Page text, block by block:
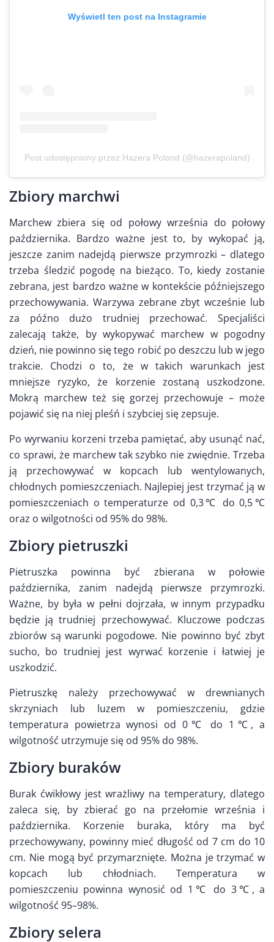
Wyświetl ten post na Instagramie
Post udostępniony przez Hazera Poland (@hazerapoland)
Zbiory marchwi
Marchew zbiera się od połowy września do połowy
października. Bardzo ważne jest to, by wykopać ją,
jeszcze zanim nadejdą pierwsze przymrozki – dlatego
trzeba śledzić pogodę na bieżąco. To, kiedy zostanie
zebrana, jest bardzo ważne w kontekście późniejszego
przechowywania. Warzywa zebrane zbyt wcześnie lub
za późno dużo trudniej przechować. Specjaliści
zalecają także, by wykopywać marchew w pogodny
dzień, nie powinno się tego robić po deszczu lub w jego
trakcie. Chodzi o to, że w takich warunkach jest
mniejsze ryzyko, że korzenie zostaną uszkodzone.
Mokrą marchew też się gorzej przechowuje – może
pojawić się na niej pleśń i szybciej się zepsuje.
Po wyrwaniu korzeni trzeba pamiętać, aby usunąć nać,
co sprawi, że marchew tak szybko nie zwiędnie. Trzeba
ją przechowywać w kopcach lub wentylowanych,
chłodnych pomieszczeniach. Najlepiej jest trzymać ją w
pomieszczeniach o temperaturze od 0,3℃ do 0,5℃
oraz o wilgotności od 95% do 98%.
Zbiory pietruszki
Pietruszka powinna być zbierana w połowie
października, zanim nadejdą pierwsze przymrozki.
Ważne, by była w pełni dojrzała, w innym przypadku
będzie ją trudniej przechowywać. Kluczowe podczas
zbiorów są warunki pogodowe. Nie powinno być zbyt
sucho, bo trudniej jest wyrwać korzenie i łatwiej je
uszkodzić.
Pietruszkę należy przechowywać w drewnianych
skrzyniach lub luzem w pomieszczeniu, gdzie
temperatura powietrza wynosi od 0℃ do 1℃, a
wilgotność utrzymuje się od 95% do 98%.
Zbiory buraków
Burak ćwikłowy jest wrażliwy na temperatury, dlatego
zaleca się, by zbierać go na przełomie września i
października. Korzenie buraka, który ma być
przechowywany, powinny mieć długość od 7 cm do 10
cm. Nie mogą być przymarznięte. Można je trzymać w
kopcach lub chłodniach. Temperatura w
pomieszczeniu powinna wynosić od 1℃ do 3℃, a
wilgotność 95–98%.
Zbiory selera